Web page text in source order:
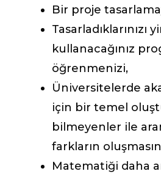
Bir proje
Tasarladıklarınızı
kullanacağınız
öğrenmenizi,
Üniversitelerde
için bir temel
bilmeyenler ile
farkların
Matematiği daha